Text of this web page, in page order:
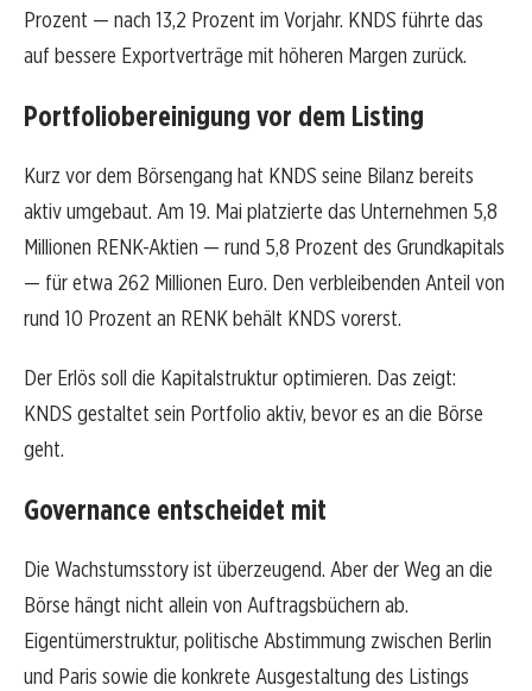
Prozent — nach 13,2 Prozent im Vorjahr. KNDS führte das
auf bessere Exportverträge mit höheren Margen zurück.
Portfoliobereinigung vor dem Listing
Kurz vor dem Börsengang hat KNDS seine Bilanz bereits
aktiv umgebaut. Am 19. Mai platzierte das Unternehmen 5,8
Millionen RENK-Aktien — rund 5,8 Prozent des Grundkapitals
— für etwa 262 Millionen Euro. Den verbleibenden Anteil von
rund 10 Prozent an RENK behält KNDS vorerst.
Der Erlös soll die Kapitalstruktur optimieren. Das zeigt:
KNDS gestaltet sein Portfolio aktiv, bevor es an die Börse
geht.
Governance entscheidet mit
Die Wachstumsstory ist überzeugend. Aber der Weg an die
Börse hängt nicht allein von Auftragsbüchern ab.
Eigentümerstruktur, politische Abstimmung zwischen Berlin
und Paris sowie die konkrete Ausgestaltung des Listings